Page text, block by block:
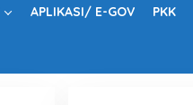
APLIKASI/ E-GOV PKK